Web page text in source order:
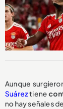
Aunque
Suáreztiene
no hay señales